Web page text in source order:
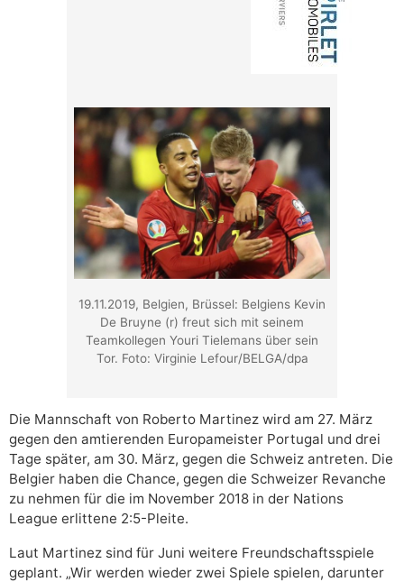
19.11.2019, Belgien, Brüssel: Belgiens Kevin
De Bruyne (r) freut sich mit seinem
Teamkollegen Youri Tielemans über sein
Tor. Foto: Virginie Lefour/BELGA/dpa
Die Mannschaft von Roberto Martinez wird am 27. März
gegen den amtierenden Europameister Portugal und drei
Tage später, am 30. März, gegen die Schweiz antreten. Die
Belgier haben die Chance, gegen die Schweizer Revanche
zu nehmen für die im November 2018 in der Nations
League erlittene 2:5-Pleite.
Laut Martinez sind für Juni weitere Freundschaftsspiele
geplant. „Wir werden wieder zwei Spiele spielen, darunter